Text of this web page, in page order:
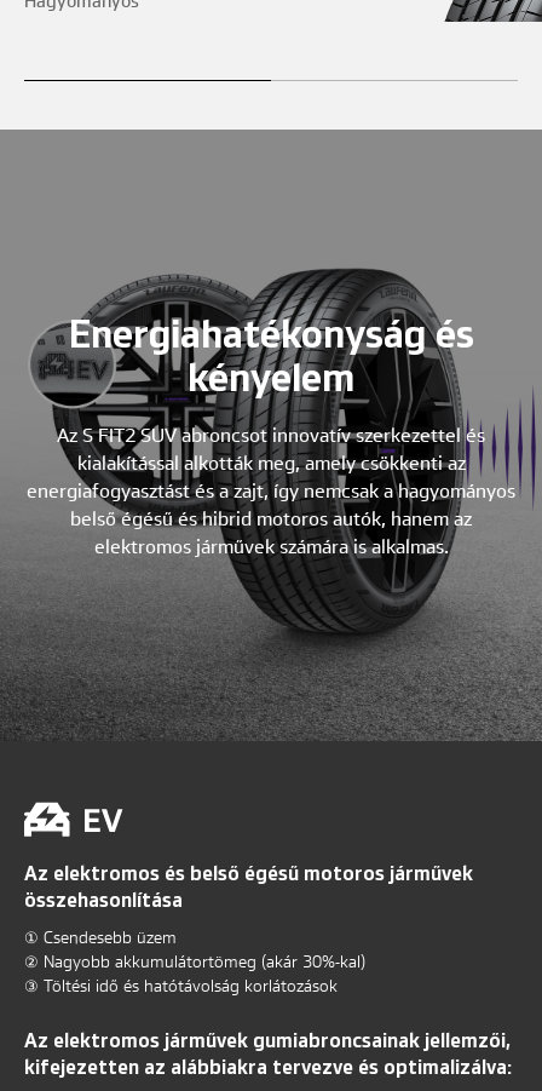
Energiahatékonyság és
kényelem
Az S FIT2 SUV abroncsot innovatív szerkezettel és
kialakítással alkották meg, amely csökkenti az
energiafogyasztást és a zajt, így nemcsak a hagyományos
belső égésű és hibrid motoros autók, hanem az
elektromos járművek számára is alkalmas.
Az elektromos és belső égésű motoros járművek
összehasonlítása
① Csendesebb üzem
② Nagyobb akkumulátortömeg (akár 30%-kal)
③ Töltési idő és hatótávolság korlátozások
Az elektromos járművek gumiabroncsainak jellemzői,
kifejezetten az alábbiakra tervezve és optimalizálva: